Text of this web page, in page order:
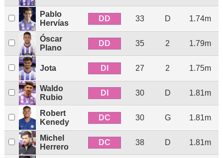
Pablo
Hervías
DD 33 D 1.74m
Óscar
Plano
DD 35 2 1.79m
Jota DI 27 2 1.75m
Waldo
Rubio
DI 30 D 1.81m
Robert
Kenedy
DC 30 G 1.81m
Michel
Herrero
DC 38 D 1.81m